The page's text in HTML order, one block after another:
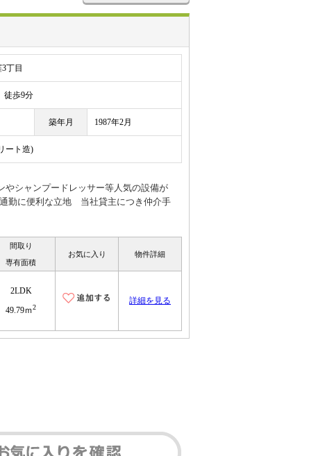
丁目
歩9分
築年月 1987年2月
ート造)
やシャンプードレッサー等人気の設備が
勤に便利な立地 当社貸主につき仲介手
間取り
専有面積
お気に入り 物件詳細
2LDK
49.79ｍ2
詳細を見る